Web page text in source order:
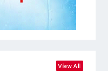
View All